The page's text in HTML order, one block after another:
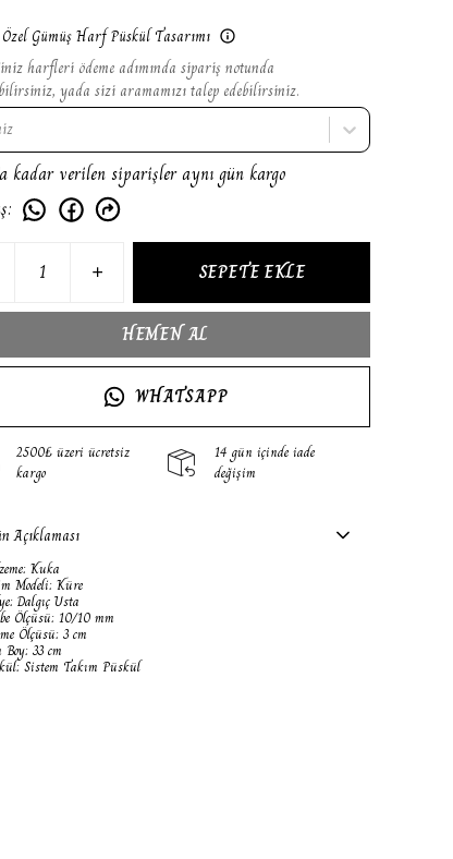
Gümüş Harf Püskül Tasarımı
harfleri ödeme adımında sipariş notunda
yada sizi aramamızı talep edebilirsiniz.
kadar verilen siparişler aynı gün kargo
:
SEPETE EKLE
HEMEN AL
WHATSAPP
2500₺ üzeri ücretsiz
kargo
14 gün içinde iade
değişim
Açıklaması
Kuka
Modeli: Küre
Dalgıç Usta
Ölçüsü: 10/10 mm
Ölçüsü: 3 cm
Boy: 33 cm
Sistem Takım Püskül